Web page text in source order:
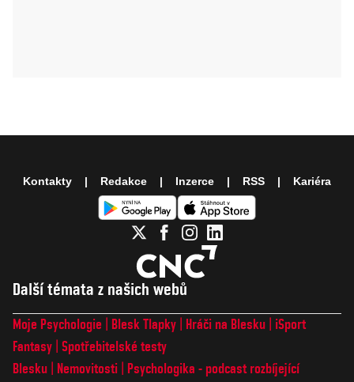
Další témata z našich webů
Moje Psychologie Blesk Tlapky Hráči na Blesku
iSport
Fantasy Spotřebitelské testy
Blesku
Nemovitosti
Psychologika - podcast rozbíjející
Kontakty Redakce Inzerce RSS Kariéra